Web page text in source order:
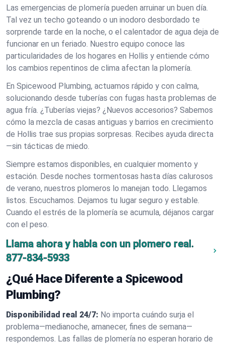
Las emergencias de plomería pueden arruinar un buen día.
Tal vez un techo goteando o un inodoro desbordado te
sorprende tarde en la noche, o el calentador de agua deja de
funcionar en un feriado. Nuestro equipo conoce las
particularidades de los hogares en Hollis y entiende cómo
los cambios repentinos de clima afectan la plomería.
En Spicewood Plumbing, actuamos rápido y con calma,
solucionando desde tuberías con fugas hasta problemas de
agua fría. ¿Tuberías viejas? ¿Nuevos accesorios? Sabemos
cómo la mezcla de casas antiguas y barrios en crecimiento
de Hollis trae sus propias sorpresas. Recibes ayuda directa
—sin tácticas de miedo.
Siempre estamos disponibles, en cualquier momento y
estación. Desde noches tormentosas hasta días calurosos
de verano, nuestros plomeros lo manejan todo. Llegamos
listos. Escuchamos. Dejamos tu lugar seguro y estable.
Cuando el estrés de la plomería se acumula, déjanos cargar
con el peso.
Llama ahora y habla con un plomero real.
877-834-5933
¿Qué Hace Diferente a Spicewood
Plumbing?
Disponibilidad real 24/7: No importa cuándo surja el
problema—medianoche, amanecer, fines de semana—
respondemos. Las fallas de plomería no esperan horario de